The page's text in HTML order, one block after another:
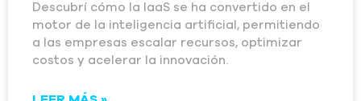
Descubrí cómo la IaaS se ha convertido en el
motor de la inteligencia artificial, permitiendo
a las empresas escalar recursos, optimizar
costos y acelerar la innovación.